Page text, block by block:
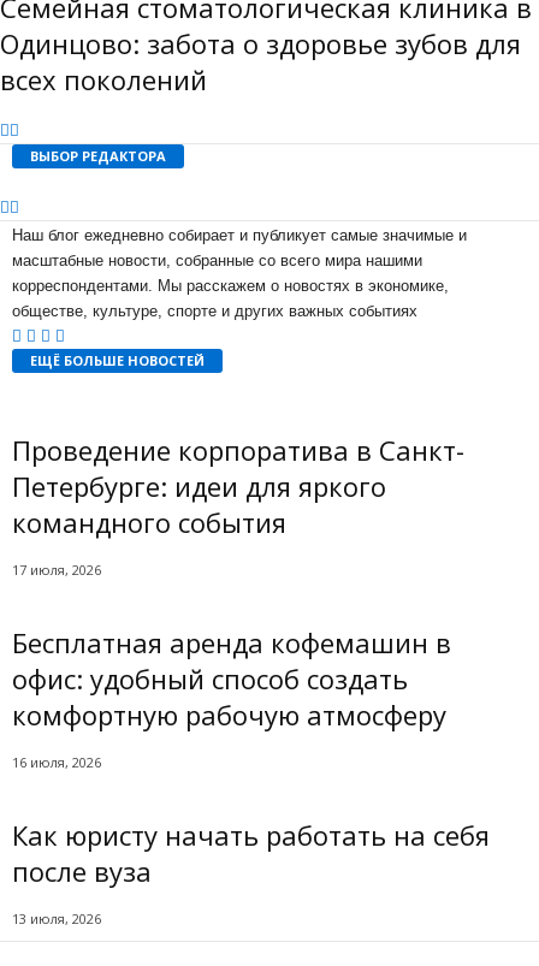
Семейная стоматологическая клиника в
Одинцово: забота о здоровье зубов для
всех поколений
ВЫБОР РЕДАКТОРА
Наш блог ежедневно собирает и публикует самые значимые и
масштабные новости, собранные со всего мира нашими
корреспондентами. Мы расскажем о новостях в экономике,
обществе, культуре, спорте и других важных событиях
ЕЩЁ БОЛЬШЕ НОВОСТЕЙ
Проведение корпоратива в Санкт-
Петербурге: идеи для яркого
командного события
17 июля, 2026
Бесплатная аренда кофемашин в
офис: удобный способ создать
комфортную рабочую атмосферу
16 июля, 2026
Как юристу начать работать на себя
после вуза
13 июля, 2026